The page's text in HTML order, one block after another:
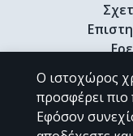
Διδακτορικές
Ο ιστοχώρος
προσφέρει πιο
Εφόσον